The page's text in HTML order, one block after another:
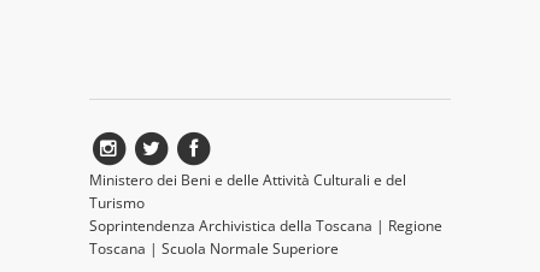
Ministero dei Beni e delle Attività Culturali e del
Turismo
Soprintendenza Archivistica della Toscana | Regione
Toscana | Scuola Normale Superiore